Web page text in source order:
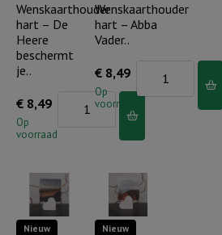
Wenskaarthouder
hart – De
Heere
beschermt
je..
€ 8,49
Op
voorraad
Wenskaarthouder
Heere
Wenskaarthouder
hart – Abba
Vader..
€ 8,49
Op
voorraad
Wenskaarthouder
hart
-
Abba
aantal
Nieuw Nieuw